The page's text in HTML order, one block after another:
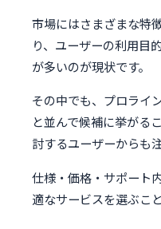
市場にはさまざまな特
り、ユーザーの利用目
が多いのが現状です。
その中でも、プロライ
と並んで候補に挙がる
討するユーザーからも
仕様・価格・サポート
適なサービスを選ぶこ